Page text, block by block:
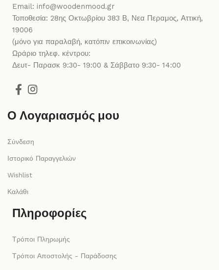
Email: info@woodenmood.gr
Τοποθεσία: 28ης Οκτωβρίου 383 Β, Νεα Περαμος, Αττική,
19006
(μόνο για παραλαβή, κατόπιν επικοινωνίας)
Ωράριο τηλεφ. κέντρου:
Δευτ- Παρασκ 9:30- 19:00 & Σάββατο 9:30- 14:00
Ο Λογαριασμός μου
Σύνδεση
Ιστορικό Παραγγελιών
Wishlist
Καλάθι
Πληροφορίες
Τρόποι Πληρωμής
Τρόποι Αποστολής - Παράδοσης